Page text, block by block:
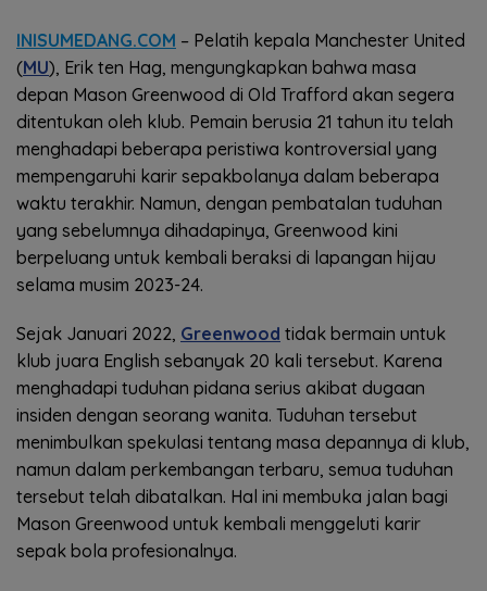
INISUMEDANG.COM – Pelatih kepala Manchester United
(MU), Erik ten Hag, mengungkapkan bahwa masa
depan Mason Greenwood di Old Trafford akan segera
ditentukan oleh klub. Pemain berusia 21 tahun itu telah
menghadapi beberapa peristiwa kontroversial yang
mempengaruhi karir sepakbolanya dalam beberapa
waktu terakhir. Namun, dengan pembatalan tuduhan
yang sebelumnya dihadapinya, Greenwood kini
berpeluang untuk kembali beraksi di lapangan hijau
selama musim 2023-24.
Sejak Januari 2022, Greenwood tidak bermain untuk
klub juara English sebanyak 20 kali tersebut. Karena
menghadapi tuduhan pidana serius akibat dugaan
insiden dengan seorang wanita. Tuduhan tersebut
menimbulkan spekulasi tentang masa depannya di klub,
namun dalam perkembangan terbaru, semua tuduhan
tersebut telah dibatalkan. Hal ini membuka jalan bagi
Mason Greenwood untuk kembali menggeluti karir
sepak bola profesionalnya.